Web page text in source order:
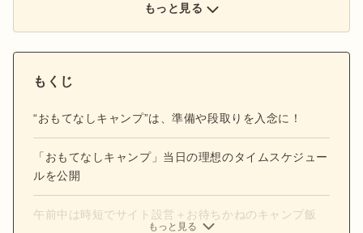
もっと見る
もくじ
“おもてなしキャンプ”は、準備や段取りを入念に！
「おもてなしキャンプ」当日の理想のタイムスケジュー
ルを公開
午前中は時短でサイト設営＋お待ちかねのキャンプ飯
もっと見る